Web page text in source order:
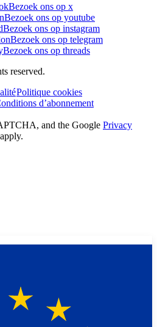
Bezoek ons op x
Bezoek ons op youtube
Bezoek ons op instagram
Bezoek ons op telegram
Bezoek ons op threads
reserved.
Politique cookies
d’abonnement
and the Google Privacy
apply.